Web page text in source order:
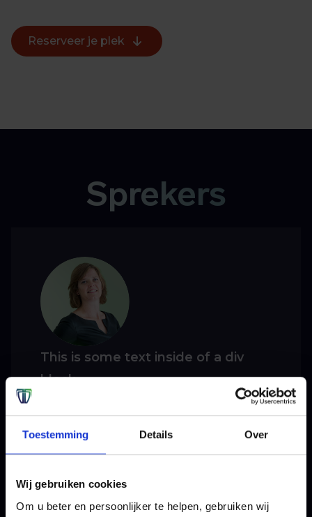
Toestemming Details Over
Wij gebruiken cookies
Om u beter en persoonlijker te helpen, gebruiken wij
Reserveer je plek
Sprekers
This is some text inside of a div
block.
This is some text inside of a div block.
Reserveer je plek